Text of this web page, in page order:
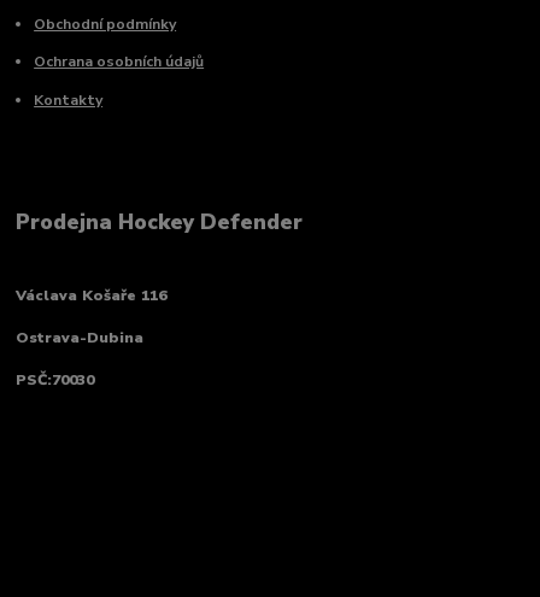
Obchodní podmínky
Ochrana osobních údajů
Kontakty
Prodejna Hockey Defender
Václava Košaře 116
Ostrava-Dubina
PSČ:70030